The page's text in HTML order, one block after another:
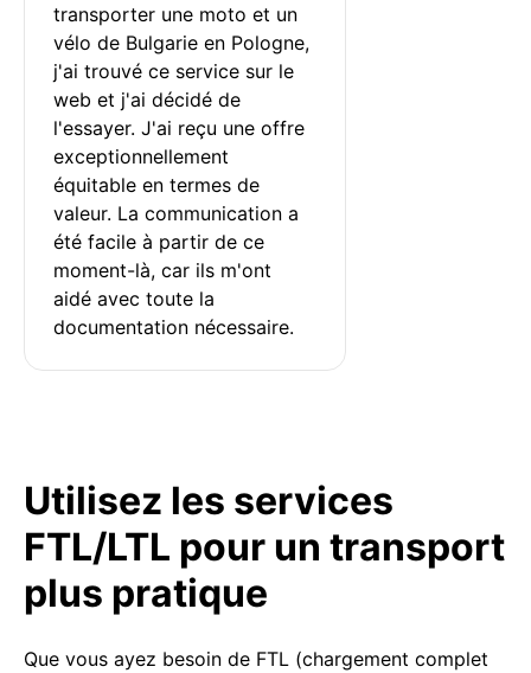
transporter une moto et un
vélo de Bulgarie en Pologne,
j'ai trouvé ce service sur le
web et j'ai décidé de
l'essayer. J'ai reçu une offre
exceptionnellement
équitable en termes de
valeur. La communication a
été facile à partir de ce
moment-là, car ils m'ont
aidé avec toute la
documentation nécessaire.
Utilisez les services
FTL/LTL pour un transport
plus pratique
Que vous ayez besoin de FTL (chargement complet